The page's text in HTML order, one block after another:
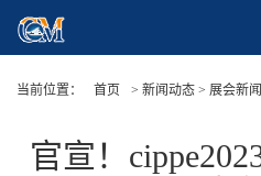
当前位置：
首页 > 新闻动态 > 展会新闻
官宣！